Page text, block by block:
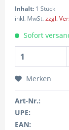
Inhalt: 1 Stück
inkl. MwSt.zzgl.
Sofort
Merken
Art-Nr.:
UPE:
EAN: